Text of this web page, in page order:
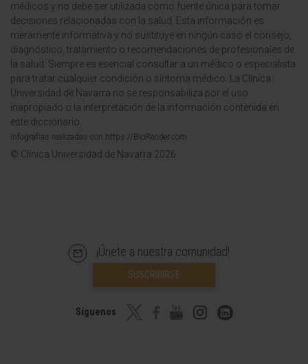
médicos y no debe ser utilizada como fuente única para tomar
decisiones relacionadas con la salud. Esta información es
meramente informativa y no sustituye en ningún caso el consejo,
diagnóstico, tratamiento o recomendaciones de profesionales de
la salud. Siempre es esencial consultar a un médico o especialista
para tratar cualquier condición o síntoma médico. La Clínica
Universidad de Navarra no se responsabiliza por el uso
inapropiado o la interpretación de la información contenida en
este diccionario.
Infografías realizadas con https://BioRender.com
© Clínica Universidad de Navarra 2026
¡Únete a nuestra comunidad!
SUSCRIBIRSE
Síguenos